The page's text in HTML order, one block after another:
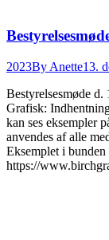
2023By Anette13.
Bestyrelsesmøde
Grafisk:
kan ses eksempler
anvendes af alle
Eksemplet i
https://